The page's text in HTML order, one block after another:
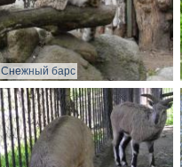
Снежный барс